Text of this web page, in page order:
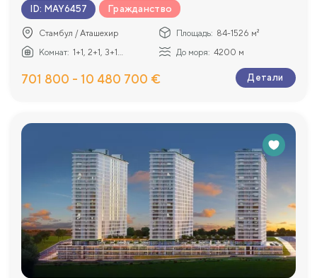
ID: MAY6457 Гражданство
Стамбул / Аташехир Площадь: 84-1526 м²
Комнат: 1+1, 2+1, 3+1... До моря: 4200 м
701 800 - 10 480 700 € Детали